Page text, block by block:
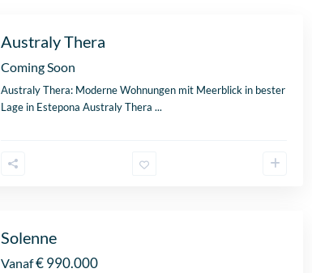
Australy Thera
Coming Soon
Australy Thera: Moderne Wohnungen mit Meerblick in bester
Lage in Estepona Australy Thera ...
Solenne
Vanaf€ 990.000